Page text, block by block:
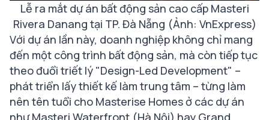
Lễ ra mắt dự án bất động sản cao cấp Masteri
Rivera Danang tại TP. Đà Nẵng (Ảnh: VnExpress)
Với dự án lần này, doanh nghiệp không chỉ mang
đến một công trình bất động sản, mà còn tiếp tục
theo đuổi triết lý "Design-Led Development" –
phát triển lấy thiết kế làm trung tâm – từng làm
nên tên tuổi cho Masterise Homes ở các dự án
như Masteri Waterfront (Hà Nội) hay Grand